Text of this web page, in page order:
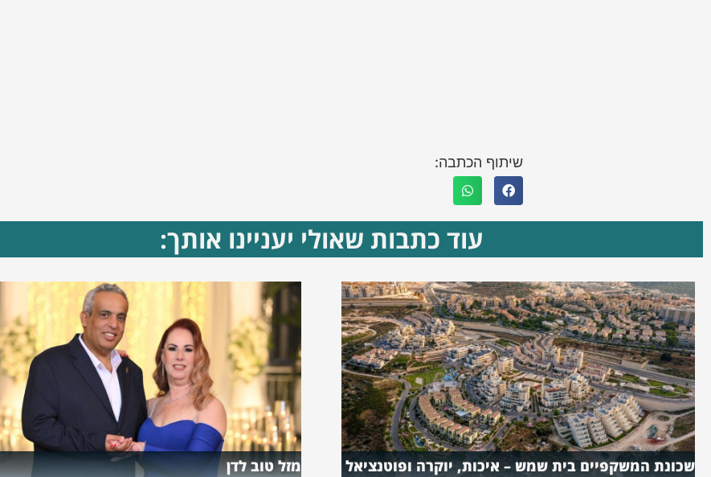
שיתוף הכתבה:
עוד כתבות שאולי יעניינו אותך:
שכונת המשקפיים בית שמש – איכות, יוקרה ופוטנציאל
מזל טוב לדן